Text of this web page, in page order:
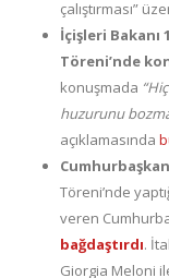
çalıştırması”
İçişleri Bakanı
Töreni’nde
konuşmada
huzurunu
açıklamasında
Töreni’nde
veren
bağdaştırdı.
Giorgia Meloni